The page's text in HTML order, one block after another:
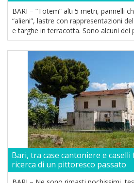
BARI – “Totem” alti 5 metri, pannelli
“alieni”, lastre con rappresentazioni
e targhe in terracotta. Sono alcuni dei
Bari, tra case cantoniere e
ricerca di un pittoresco passato